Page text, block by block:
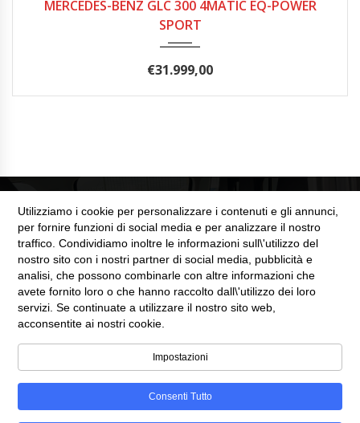
MERCEDES-BENZ GLC 300 4MATIC EQ-POWER
SPORT
€31.999,00
SEZIONE LEGALE
Cookie Policy
Privacy Policy
Utilizziamo i cookie per personalizzare i contenuti e gli annunci,
per fornire funzioni di social media e per analizzare il nostro
traffico. Condividiamo inoltre le informazioni sull\'utilizzo del
nostro sito con i nostri partner di social media, pubblicità e
analisi, che possono combinarle con altre informazioni che
avete fornito loro o che hanno raccolto dall\'utilizzo dei loro
servizi. Se continuate a utilizzare il nostro sito web,
acconsentite ai nostri cookie.
Impostazioni
Consenti Tutto